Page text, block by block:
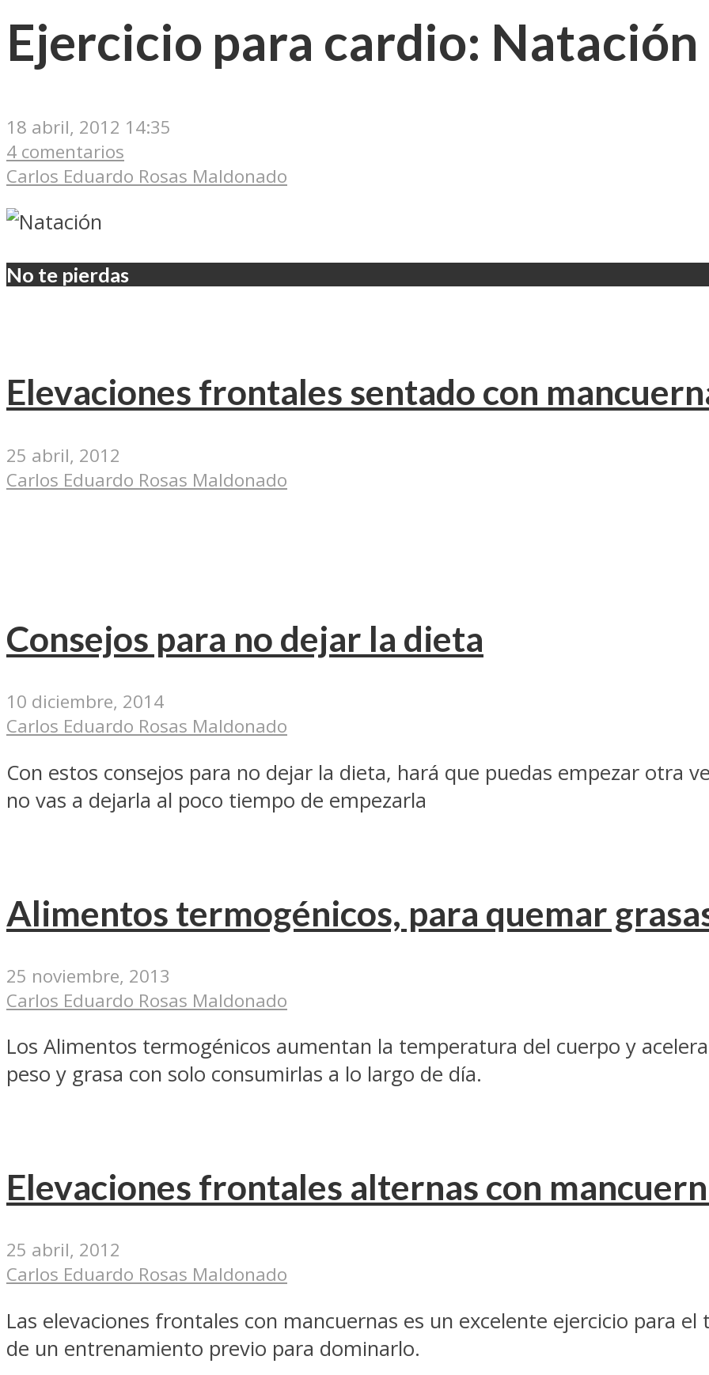
Ejercicio para cardio: Natación
18 abril, 2012 14:35
4 comentarios
Carlos Eduardo Rosas Maldonado
No te pierdas
Elevaciones frontales sentado con
25 abril, 2012
Carlos Eduardo Rosas Maldonado
Consejos para no dejar la dieta
10 diciembre, 2014
Carlos Eduardo Rosas Maldonado
Con estos consejos para no dejar la dieta, hará que puedas empezar otra
no vas a dejarla al poco tiempo de empezarla
Alimentos termogénicos, para quemar
25 noviembre, 2013
Carlos Eduardo Rosas Maldonado
Los Alimentos termogénicos aumentan la temperatura del cuerpo y
peso y grasa con solo consumirlas a lo largo de día.
Elevaciones frontales alternas con
25 abril, 2012
Carlos Eduardo Rosas Maldonado
Las elevaciones frontales con mancuernas es un excelente ejercicio para
de un entrenamiento previo para dominarlo.